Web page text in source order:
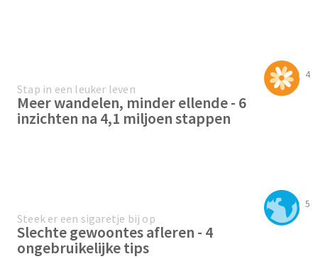
4
Stap in een leuker leven
Meer wandelen, minder ellende - 6
inzichten na 4,1 miljoen stappen
5
Steek er een sigaretje bij op
Slechte gewoontes afleren - 4
ongebruikelijke tips